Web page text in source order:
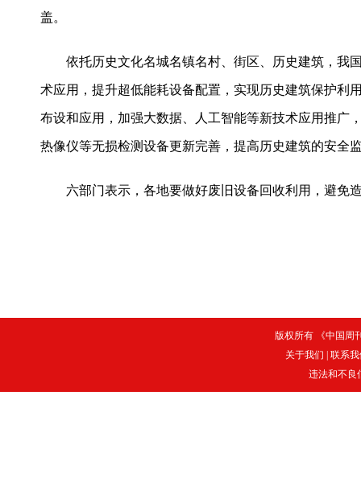
盖。
依托历史文化名城名镇名村、街区、历史建筑，我
术应用，提升超低能耗设备配置，实现历史建筑保护利
布设和应用，加强大数据、人工智能等新技术应用推广
热像仪等无损检测设备更新完善，提高历史建筑的安全
六部门表示，各地要做好废旧设备回收利用，避免
版权所有 《中国周
关于我们
联系
违法和不良